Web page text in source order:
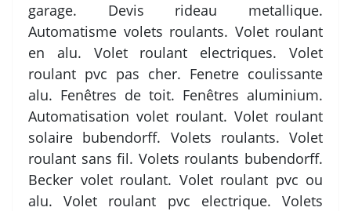
garage. Devis rideau metallique.
Automatisme volets roulants. Volet roulant
en alu. Volet roulant electriques. Volet
roulant pvc pas cher. Fenetre coulissante
alu. Fenêtres de toit. Fenêtres aluminium.
Automatisation volet roulant. Volet roulant
solaire bubendorff. Volets roulants. Volet
roulant sans fil. Volets roulants bubendorff.
Becker volet roulant. Volet roulant pvc ou
alu. Volet roulant pvc electrique. Volets